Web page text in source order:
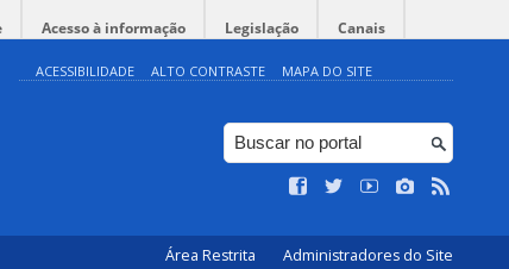
Acesso à informação Legislação Canais
ACESSIBILIDADE ALTO CONTRASTE MAPA DO SITE
Área Restrita Administradores do Site